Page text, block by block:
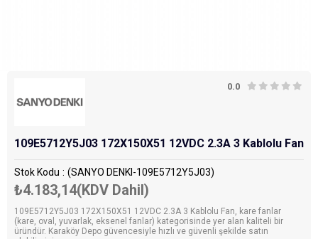
0.0
109E5712Y5J03 172X150X51 12VDC 2.3A 3 Kablolu Fan
Stok Kodu (SANYO DENKI-109E5712Y5J03)
₺4.183,14(KDV Dahil)
109E5712Y5J03 172X150X51 12VDC 2.3A 3 Kablolu Fan, kare fanlar
(kare, oval, yuvarlak, eksenel fanlar) kategorisinde yer alan kaliteli bir
üründür. Karaköy Depo güvencesiyle hızlı ve güvenli şekilde satın